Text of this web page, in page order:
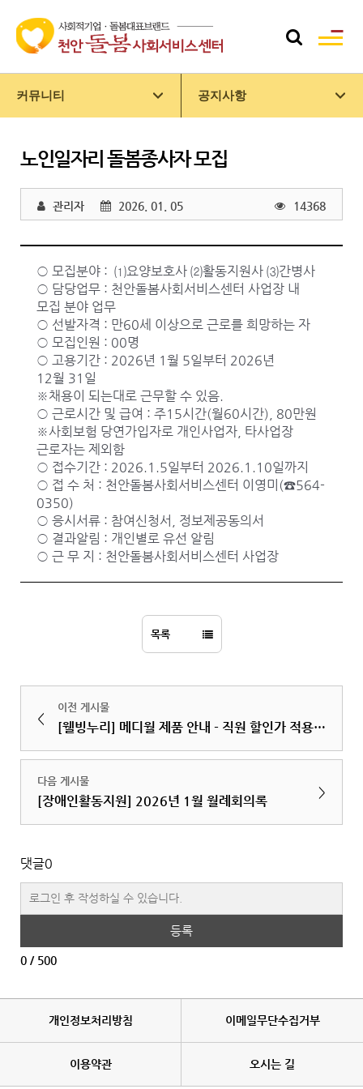
커뮤니티 공지사항
노인일자리 돌봄종사자 모집
관리자 2026. 01. 05 14368
○ 모집분야 : ⑴요양보호사 ⑵활동지원사 ⑶간병사
○ 담당업무 : 천안돌봄사회서비스센터 사업장 내
모집 분야 업무
○ 선발자격 : 만60세 이상으로 근로를 희망하는 자
○ 모집인원 : 00명
○ 고용기간 : 2026년 1월 5일부터 2026년
12월 31일
※채용이 되는대로 근무할 수 있음.
○ 근로시간 및 급여 : 주15시간(월60시간), 80만원
※사회보험 당연가입자로 개인사업자, 타사업장
근로자는 제외함
○ 접수기간 : 2026.1.5일부터 2026.1.10일까지
○ 접 수 처 : 천안돌봄사회서비스센터 이영미(☎564-
0350)
○ 응시서류 : 참여신청서, 정보제공동의서
○ 결과알림 : 개인별로 유선 알림
○ 근 무 지 : 천안돌봄사회서비스센터 사업장
목록
<
이전 게시물
[웰빙누리] 메디월 제품 안내 - 직원 할인가 적용됩니다.
다음 게시물
[장애인활동지원] 2026년 1월 월례회의록
>
댓글0
등록
0 / 500
개인정보처리방침 이메일무단수집거부
이용약관 오시는 길